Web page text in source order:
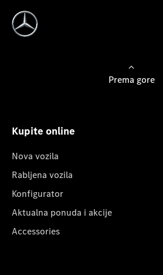
Prema gore
Kupite online
Nova vozila
Rabljena vozila
Konfigurator
Aktualna ponuda i akcije
Accessories